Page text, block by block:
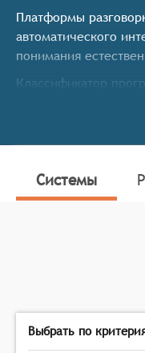
Платформы
автоматического
понимания
Классификатор
возможность
реализация
Системы
Выбрать по